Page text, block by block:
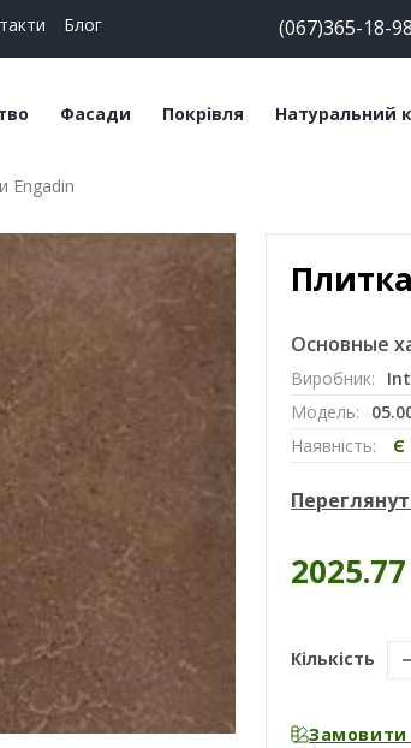
Блог (067)365-18-98
блоки
суміші
Фасади
Плитка клінкерна
Плитка ручного
Цегла клінкерна
Цегла ручного
формування
Клінкерний підвіконник
Покрівля
Керамічна черепиця
Мансардні вікна
Софіти
Натуральний
Травертин
Мармур
Engadin
Основные
Виробник:
Модель:
Наявність:
Є
Кількість
Замовити